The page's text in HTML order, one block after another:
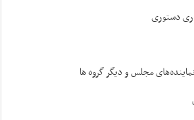
دستوری
مجلس و دیگر گروه ها